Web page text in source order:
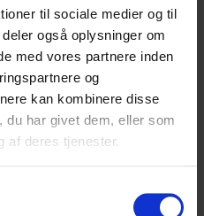
til sociale medier og til
også oplysninger om
med vores partnere inden
og
kan kombinere disse
du har givet dem, eller som
af deres tjenester.
landet til at